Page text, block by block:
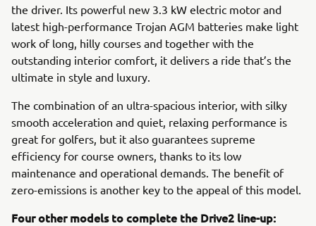
the driver. Its powerful new 3.3 kW electric motor and
latest high-performance Trojan AGM batteries make light
work of long, hilly courses and together with the
outstanding interior comfort, it delivers a ride that’s the
ultimate in style and luxury.
The combination of an ultra-spacious interior, with silky
smooth acceleration and quiet, relaxing performance is
great for golfers, but it also guarantees supreme
efficiency for course owners, thanks to its low
maintenance and operational demands. The benefit of
zero-emissions is another key to the appeal of this model.
Four other models to complete the Drive2 line-up: